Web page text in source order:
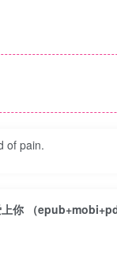
of pain.
你 （